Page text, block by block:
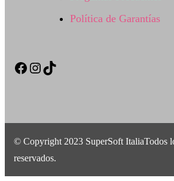
Política de Garantías
Facebook
Instagram
TikTok
© Copyright 2023 SuperSoft ItaliaTodos
reservados.